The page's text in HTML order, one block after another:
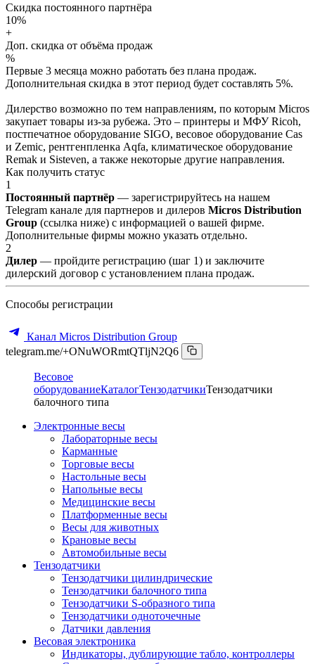
Скидка постоянного партнёра
10%
+
Доп. скидка от объёма продаж
%
Первые 3 месяца можно работать без плана продаж.
Дополнительная скидка в этот период будет составлять 5%.
Дилерство возможно по тем направлениям, по которым Micros
закупает товары из-за рубежа. Это – принтеры и МФУ Ricoh,
постпечатное оборудование SIGO, весовое оборудование Cas
и Zemic, рентгенпленка Aqfa, климатическое оборудование
Remak и Sisteven, а также некоторые другие направления.
Как получить статус
1
Постоянный партнёр — зарегистрируйтесь на нашем
Telegram канале для партнеров и дилеров Micros Distribution
Group (ссылка ниже) с информацией о вашей фирме.
Дополнительные фирмы можно указать отдельно.
2
Дилер — пройдите регистрацию (шаг 1) и заключите
дилерский договор с установлением плана продаж.
Способы регистрации
Канал Micros Distribution Group
telegram.me/+ONuWORmtQTljN2Q6
Весовое
оборудованиеКаталогТензодатчикиТензодатчики
балочного типа
Электронные весы
Лабораторные весы
Карманные
Торговые весы
Настольные весы
Напольные весы
Медицинские весы
Платформенные весы
Весы для животных
Крановые весы
Автомобильные весы
Тензодатчики
Тензодатчики цилиндрические
Тензодатчики балочного типа
Тензодатчики S-образного типа
Тензодатчики одноточечные
Датчики давления
Весовая электроника
Индикаторы, дублирующие табло, контроллеры